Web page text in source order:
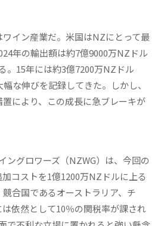
イン産業だ。米国はNZにとって最
年の輸出額は約7億9000万NZドル
。15年には約3億7200万NZドル
な伸びを記録してきた。しかし、
により、この成長に急ブレーキが
グロワーズ（NZWG）は、今回の
コストを1億1200万NZドルに上る
合国であるオーストラリア、チ
依然として10％の関税率が課され